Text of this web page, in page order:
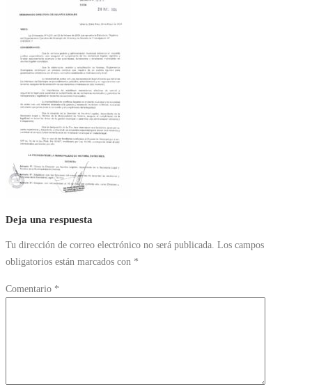
Deja una respuesta
Tu dirección de correo electrónico no será publicada. Los campos
obligatorios están marcados con *
Comentario *